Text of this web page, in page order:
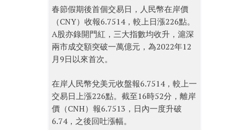
春節假期後首個交易日，人民幣在岸價
（CNY）收報6.7514，較上日漲226點。
A股亦錄開門紅，三大指數均收升，滬深
兩市成交額突破一萬億元，為2022年12
月9日以來首次。
在岸人民幣兌美元收盤報6.7514，較上一
交易日上漲226點。截至16時52分，離岸
價（CNH）報6.7513，日內一度升破
6.74，之後回吐漲幅。